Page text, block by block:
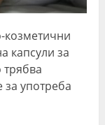
козметични
капсули за
трябва
за употреба